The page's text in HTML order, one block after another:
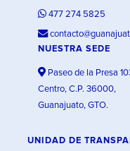
477 274 5825
NUESTRA SEDE
Paseo de la Presa
Centro, C.P. 36000,
Guanajuato, GTO.
UNIDAD DE